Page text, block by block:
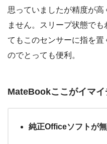
思っていましたが精度が高
ません。スリープ状態でも
てもこのセンサーに指を
のでとっても便利。
MateBookここがイマイ
純正Officeソフトが